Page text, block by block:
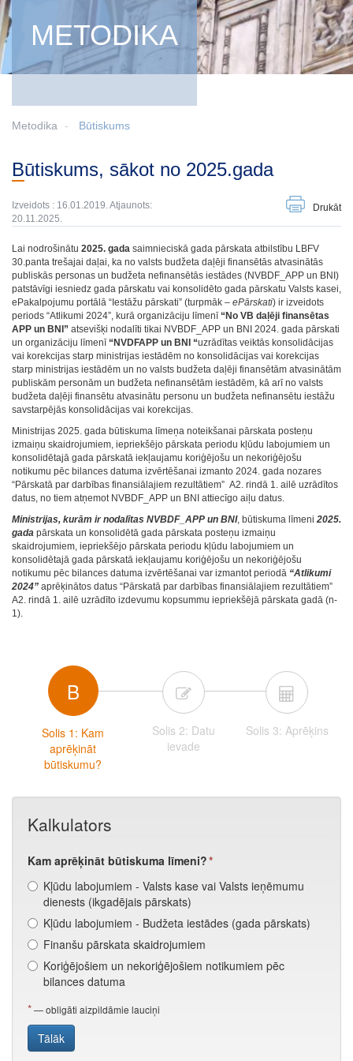
METODIKA
Metodika Būtiskums
Būtiskums, sākot no 2025.gada
Izveidots : 16.01.2019. Atjaunots:
20.11.2025.
Drukāt
Lai nodrošinātu 2025. gada saimnieciskā gada pārskata atbilstību LBFV
30.panta trešajai daļai, ka no valsts budžeta daļēji finansētās atvasinātās
publiskās personas un budžeta nefinansētās iestādes (NVBDF_APP un BNI)
patstāvīgi iesniedz gada pārskatu vai konsolidēto gada pārskatu Valsts kasei,
ePakalpojumu portālā “Iestāžu pārskati” (turpmāk – ePārskati) ir izveidots
periods “Atlikumi 2024”, kurā organizāciju līmenī “No VB daļēji finansētas
APP un BNI” atsevišķi nodalīti tikai NVBDF_APP un BNI 2024. gada pārskati
un organizāciju līmenī “NVDFAPP un BNI “uzrādītas veiktās konsolidācijas
vai korekcijas starp ministrijas iestādēm no konsolidācijas vai korekcijas
starp ministrijas iestādēm un no valsts budžeta daļēji finansētām atvasinātām
publiskām personām un budžeta nefinansētām iestādēm, kā arī no valsts
budžeta daļēji finansētu atvasinātu personu un budžeta nefinansētu iestāžu
savstarpējās konsolidācijas vai korekcijas.
Ministrijas 2025. gada būtiskuma līmeņa noteikšanai pārskata posteņu
izmaiņu skaidrojumiem, iepriekšējo pārskata periodu kļūdu labojumiem un
konsolidētajā gada pārskatā iekļaujamu koriģējošu un nekoriģējošu
notikumu pēc bilances datuma izvērtēšanai izmanto 2024. gada nozares
“Pārskatā par darbības finansiālajiem rezultātiem” A2. rindā 1. ailē uzrādītos
datus, no tiem atņemot NVBDF_APP un BNI attiecīgo aiļu datus.
Ministrijas, kurām ir nodalītas NVBDF_APP un BNI, būtiskuma līmeni 2025.
gada pārskata un konsolidētā gada pārskata posteņu izmaiņu
skaidrojumiem, iepriekšējo pārskata periodu kļūdu labojumiem un
konsolidētajā gada pārskatā iekļaujamu koriģējošu un nekoriģējošu
notikumu pēc bilances datuma izvērtēšanai var izmantot periodā “Atlikumi
2024” aprēķinātos datus “Pārskatā par darbības finansiālajiem rezultātiem”
A2. rindā 1. ailē uzrādīto izdevumu kopsummu iepriekšējā pārskata gadā (n-
1).